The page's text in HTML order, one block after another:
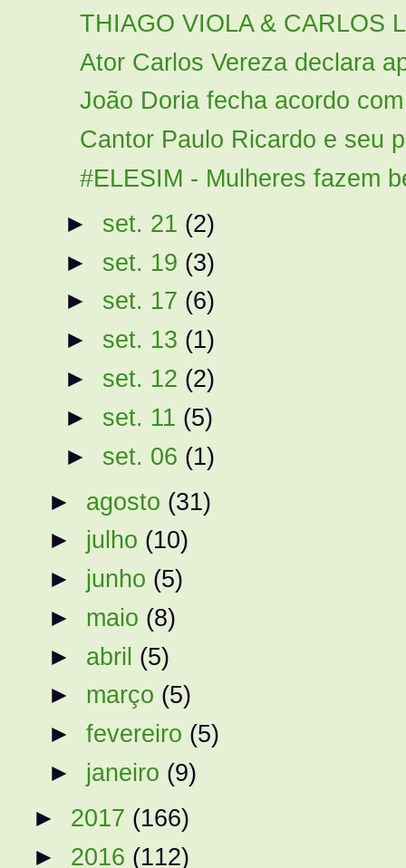
THIAGO VIOLA & CARLOS
Ator Carlos Vereza declara
João Doria fecha acordo
Cantor Paulo Ricardo e seu
#ELESIM - Mulheres fazem
► set. 21 (2)
► set. 19 (3)
► set. 17 (6)
► set. 13 (1)
► set. 12 (2)
► set. 11 (5)
► set. 06 (1)
► agosto (31)
► julho (10)
► junho (5)
► maio (8)
► abril (5)
► março (5)
►fevereiro (5)
► janeiro (9)
► 2017 (166)
► 2016 (112)